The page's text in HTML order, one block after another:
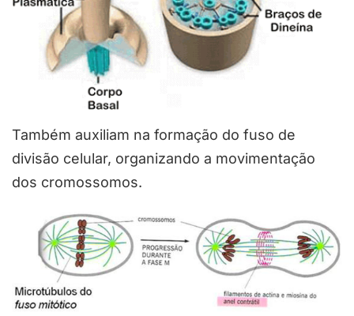
Também auxiliam na formação do fuso de
divisão celular, organizando a movimentação
dos cromossomos.